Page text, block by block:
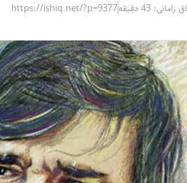
43 دقیقه https://ishiq.net/?p=9377